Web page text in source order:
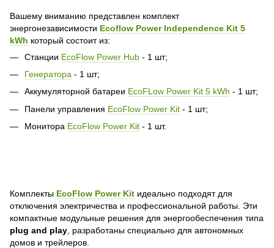
Вашему вниманию представлен комплект
энергонезависимости Ecoflow Power Independence Kit 5
kWh который состоит из:
Станции EcoFlow Power Hub - 1 шт;
Генератора - 1 шт;
Аккумуляторной батареи EcoFLow Power Kit 5 kWh - 1 шт;
Панели управления EcoFlow Power Kit - 1 шт;
Монитора EcoFlow Power Kit - 1 шт.
Комплекты EcoFlow Power Kit идеально подходят для
отключения электричества и профессиональной работы. Эти
компактные модульные решения для энергообеспечения типа
plug and play , разработаны специально для автономных
домов и трейлеров.